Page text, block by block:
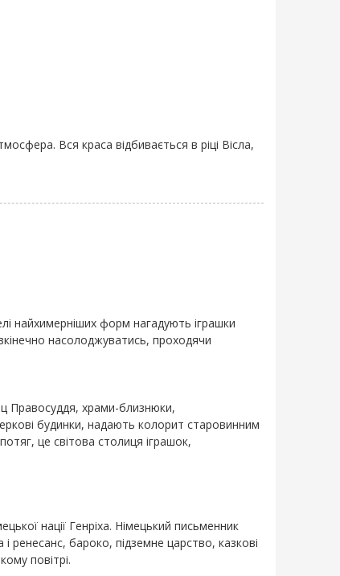
Вся краса відбивається в ріці Вісла,
найхимерніших форм нагадують іграшки
насолоджуватись, проходячи
Правосуддя, храми-близнюки,
будинки, надають колорит старовинним
це світова столиця іграшок,
нації Генріха. Німецький письменник
бароко, підземне царство, казкові
повітрі.